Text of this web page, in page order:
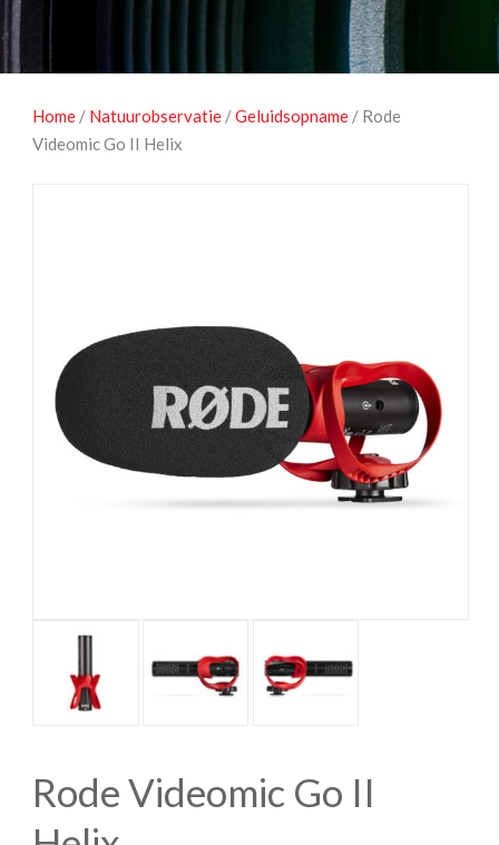
Home / Natuurobservatie /Geluidsopname / Rode
Videomic Go II Helix
Rode Videomic Go II